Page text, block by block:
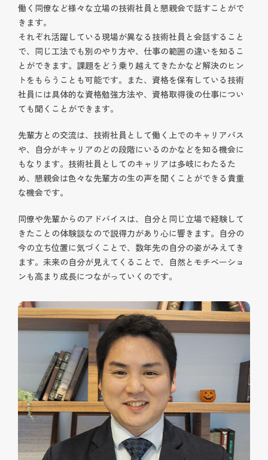
働く同僚など様々な立場の技術社員と懇親会で話すことがで
きます。
それぞれ活躍している現場が異なる技術社員と会話すること
で、同じ工法でも別のやり方や、仕事の範囲の違いを知るこ
とができます。課題をどう乗り越えてきたかなど解決のヒン
トをもらうことも可能です。また、資格を保有している技術
社員には具体的な資格勉強方法や、資格取得後の仕事につい
ても聞くことができます。
先輩方との交流は、技術社員として働く上でのキャリアパス
や、自分がキャリアのどの段階にいるのかなどを知る機会に
もなります。技術社員としてのキャリアは多岐にわたるた
め、懇親会は色々な先輩方の生の声を聞くことができる貴重
な機会です。
同僚や先輩からのアドバイスは、自分と同じ立場で経験して
きたことの体験談なので説得力があり心に響きます。自分の
今の立ち位置に気づくことで、数年先の自分の姿がみえてき
ます。未来の自分が見えてくることで、自然とモチベーショ
ンも高まり成長につながっていくのです。